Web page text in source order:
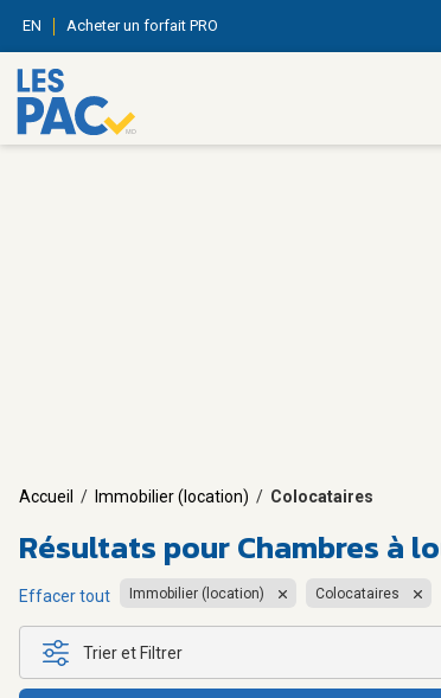
EN Acheter un forfait PRO
Accueil / Immobilier (location) / Colocataires
Résultats pourChambres à
Effacer tout Immobilier (location) Colocataires
Trier et Filtrer